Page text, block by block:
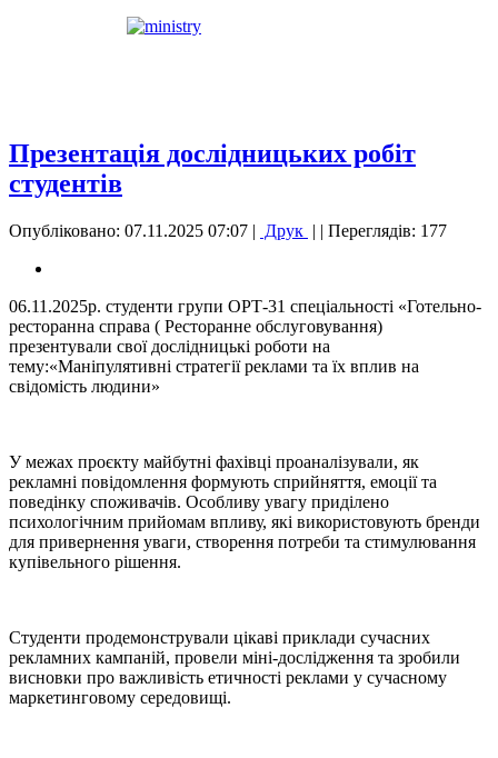
Презентація дослідницьких робіт
студентів
Опубліковано: 07.11.2025 07:07 | Друк | | Переглядів: 177
06.11.2025р. студенти групи ОРТ-31 спеціальності «Готельно-
ресторанна справа ( Ресторанне обслуговування)
презентували свої дослідницькі роботи на
тему:«Маніпулятивні стратегії реклами та їх вплив на
свідомість людини»
У межах проєкту майбутні фахівці проаналізували, як
рекламні повідомлення формують сприйняття, емоції та
поведінку споживачів. Особливу увагу приділено
психологічним прийомам впливу, які використовують бренди
для привернення уваги, створення потреби та стимулювання
купівельного рішення.
Студенти продемонстрували цікаві приклади сучасних
рекламних кампаній, провели міні-дослідження та зробили
висновки про важливість етичності реклами у сучасному
маркетинговому середовищі.